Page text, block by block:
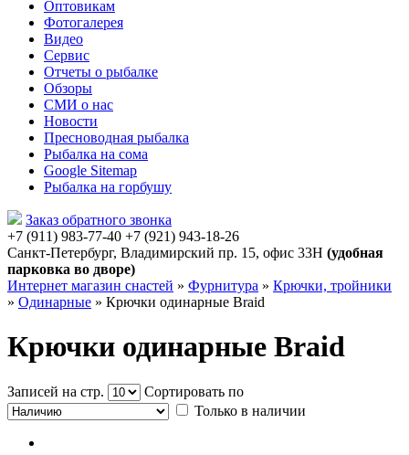
Оптовикам
Фотогалерея
Видео
Сервис
Отчеты о рыбалке
Обзоры
СМИ о нас
Новости
Пресноводная рыбалка
Рыбалка на сома
Google Sitemap
Рыбалка на горбушу
Заказ обратного звонка
+7 (911) 983-77-40 ‭+7 (921) 943-18-26
Санкт-Петербург, Владимирский пр. 15, офис 33Н (удобная
парковка во дворе)
Интернет магазин снастей » Фурнитура » Крючки, тройники
» Одинарные » Крючки одинарные Braid
Крючки одинарные Braid
Записей на стр.
Сортировать по
Только в наличии